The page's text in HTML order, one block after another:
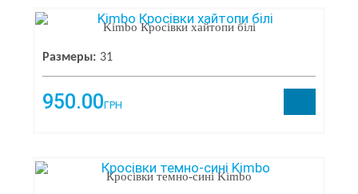
Kimbo Кросiвки хайтопи бiлi
Размеры: 31
950.00ГРН
Кросівки темно-сині Kimbo